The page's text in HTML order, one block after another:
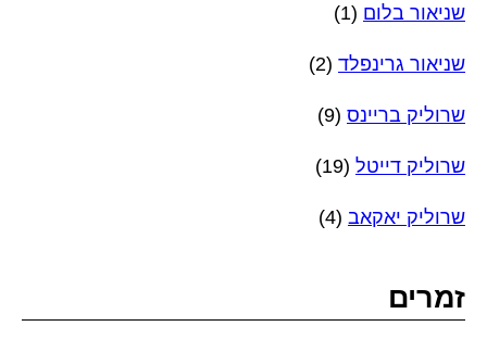
שניאור בלום (1)
שניאור גרינפלד (2)
שרוליק בריינס (9)
שרוליק דייטל (19)
שרוליק יאקאב (4)
זמרים